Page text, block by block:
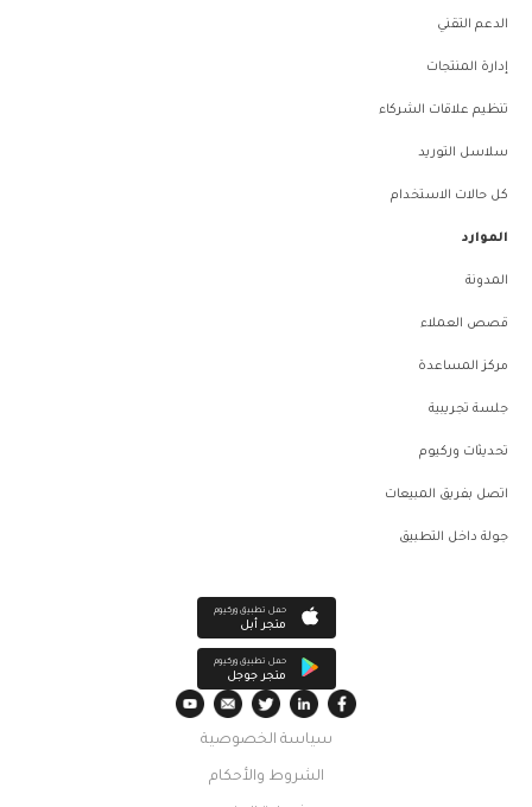
الدعم التقني
إدارة المنتجات
تنظيم علاقات الشركاء
سلاسل التوريد
كل حالات الاستخدام
الموارد
المدونة
قصص العملاء
مركز المساعدة
جلسة تجريبية
تحديثات وركيوم
اتصل بفريق المبيعات
جولة داخل التطبيق
حمل تطبيق وركيوم
متجر أبل
حمل تطبيق وركيوم
متجر جوجل
سياسة الخصوصية
الشروط والأحكام